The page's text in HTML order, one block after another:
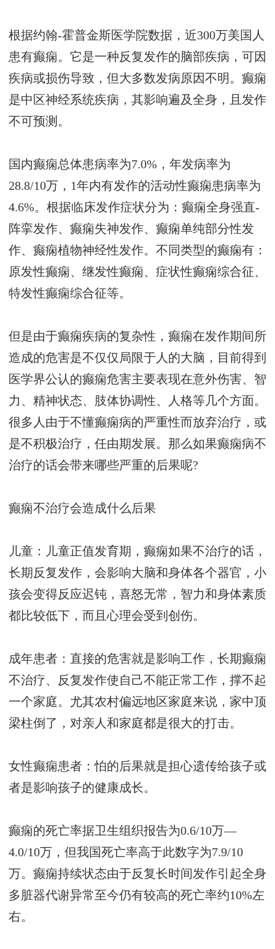
根据约翰-霍普金斯医学院数据，近300万美国人
患有癫痫。它是一种反复发作的脑部疾病，可因
疾病或损伤导致，但大多数发病原因不明。癫痫
是中区神经系统疾病，其影响遍及全身，且发作
不可预测。
国内癫痫总体患病率为7.0%，年发病率为
28.8/10万，1年内有发作的活动性癫痫患病率为
4.6%。根据临床发作症状分为：癫痫全身强直-
阵挛发作、癫痫失神发作、癫痫单纯部分性发
作、癫痫植物神经性发作。不同类型的癫痫有：
原发性癫痫、继发性癫痫、症状性癫痫综合征、
特发性癫痫综合征等。
但是由于癫痫疾病的复杂性，癫痫在发作期间所
造成的危害是不仅仅局限于人的大脑，目前得到
医学界公认的癫痫危害主要表现在意外伤害、智
力、精神状态、肢体协调性、人格等几个方面。
很多人由于不懂癫痫病的严重性而放弃治疗，或
是不积极治疗，任由期发展。那么如果癫痫病不
治疗的话会带来哪些严重的后果呢?
癫痫不治疗会造成什么后果
儿童：儿童正值发育期，癫痫如果不治疗的话，
长期反复发作，会影响大脑和身体各个器官，小
孩会变得反应迟钝，喜怒无常，智力和身体素质
都比较低下，而且心理会受到创伤。
成年患者：直接的危害就是影响工作，长期癫痫
不治疗、反复发作使自己不能正常工作，撑不起
一个家庭。尤其农村偏远地区家庭来说，家中顶
梁柱倒了，对亲人和家庭都是很大的打击。
女性癫痫患者：怕的后果就是担心遗传给孩子或
者是影响孩子的健康成长。
癫痫的死亡率据卫生组织报告为0.6/10万—
4.0/10万，但我国死亡率高于此数字为7.9/10
万。癫痫持续状态由于反复长时间发作引起全身
多脏器代谢异常至今仍有较高的死亡率约10%左
右。